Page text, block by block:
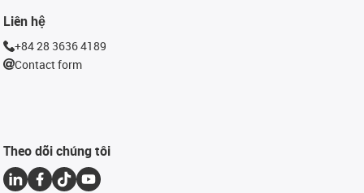
Liên hệ
+84 28 3636 4189
Contact form
Theo dõi chúng tôi